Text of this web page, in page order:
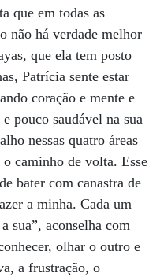
que em todas as
não há verdade melhor
que ela tem posto
Patrícia sente estar
coração e mente e
pouco saudável na sua
nessas quatro áreas
caminho de volta. Esse
bater com canastra de
a minha. Cada um
sua”, aconselha com
olhar o outro e
a frustração, o